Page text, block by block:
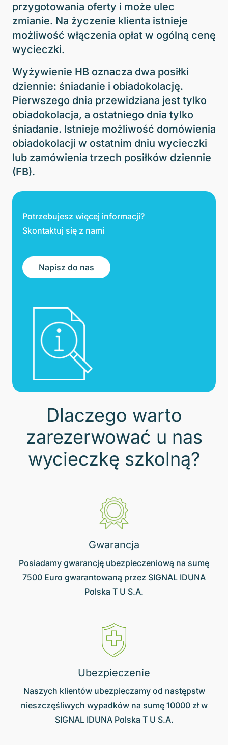
przygotowania oferty i może ulec
zmianie. Na życzenie klienta istnieje
możliwość włączenia opłat w ogólną cenę
wycieczki.
Wyżywienie HB oznacza dwa posiłki
dziennie: śniadanie i obiadokolację.
Pierwszego dnia przewidziana jest tylko
obiadokolacja, a ostatniego dnia tylko
śniadanie. Istnieje możliwość domówienia
obiadokolacji w ostatnim dniu wycieczki
lub zamówienia trzech posiłków dziennie
(FB).
Potrzebujesz więcej informacji?
Skontaktuj się z nami
Napisz do nas
Dlaczego warto
zarezerwować u nas
wycieczkę szkolną?
Gwarancja
Posiadamy gwarancję ubezpieczeniową na sumę
7500 Euro gwarantowaną przez SIGNAL IDUNA
Polska T U S.A.
Ubezpieczenie
Naszych klientów ubezpieczamy od następstw
nieszczęśliwych wypadków na sumę 10000 zł w
SIGNAL IDUNA Polska T U S.A.